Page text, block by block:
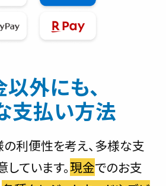
外にも、
支払い方法
の利便性を考え、多様な支
ています。現金でのお支